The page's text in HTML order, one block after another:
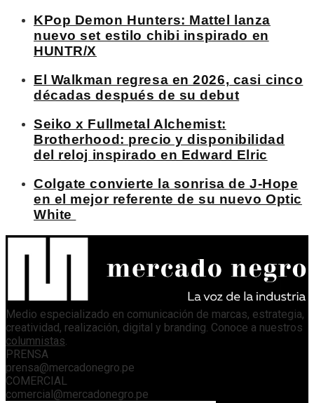
KPop Demon Hunters: Mattel lanza
nuevo set estilo chibi inspirado en
HUNTR/X
El Walkman regresa en 2026, casi cinco
décadas después de su debut
Seiko x Fullmetal Alchemist:
Brotherhood: precio y disponibilidad
del reloj inspirado en Edward Elric
Colgate convierte la sonrisa de J-Hope
en el mejor referente de su nuevo Optic
White
Medio especializado en comunicación de marcas, estrategia,
creatividad, realización, digital y branding. Conoce a nuestros
columnistas.
PRENSA
prensa@mercadonegro.pe
COMERCIAL
comercial@mercadonegro.pe